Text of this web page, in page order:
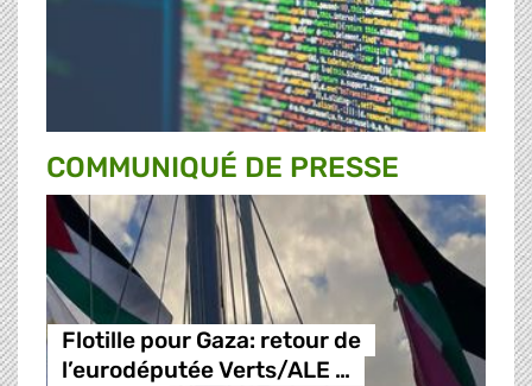
COMMUNIQUÉ DE PRESSE
Flotille pour Gaza: retour de
l’eurodéputée Verts/ALE …